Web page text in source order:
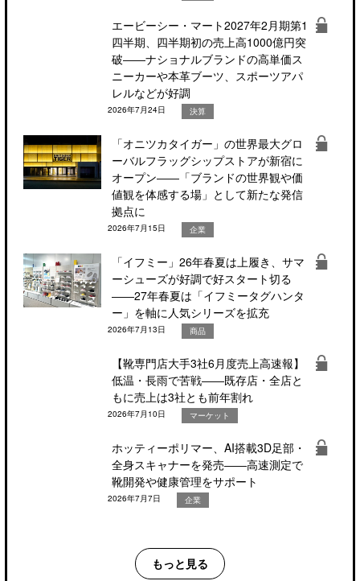
エービーシー・マート2027年2月期第1
四半期、四半期初の売上高1000億円突
破――ナショナルブランドの高単価ス
ニーカーや本革ブーツ、スポーツアパ
レルなどが好調
2026年7月24日 決算
「オニツカタイガー」の世界最大グロ
ーバルフラッグシップストアが新宿に
オープン――「ブランドの世界観や価
値観を体感する場」として新たな発信
拠点に
2026年7月15日 企業
「イフミー」26年春夏は上履き、サマ
ーシューズが好調で好スタート切る
――27年春夏は「イフミータグハンタ
ー」を軸に人気シリーズを拡充
2026年7月13日 商品
【靴専門店大手3社6月度売上高速報】
低温・長雨で苦戦――既存店・全店と
もに売上は3社とも前年割れ
2026年7月10日 マーケット
ホッティーポリマー、AI搭載3D足部・
全身スキャナーを発売――高速測定で
靴開発や健康管理をサポート
2026年7月7日 企業
もっと見る